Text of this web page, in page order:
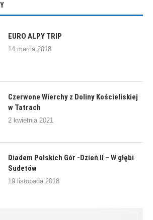
EURO ALPY TRIP
14 marca 2018
Czerwone Wierchy z Doliny Kościeliskiej
w Tatrach
2 kwietnia 2021
Diadem Polskich Gór -Dzień II – W głębi
Sudetów
19 listopada 2018